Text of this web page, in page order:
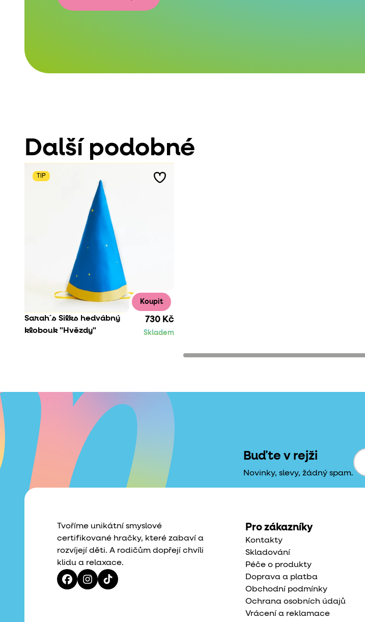
Další podobné
TIP
Koupit
Sarah´s Silks hedvábný
klobouk "Hvězdy"
730 Kč
Skladem
Buďte v rejži
Novinky, slevy, žádný spam.
Tvoříme unikátní smyslové
certifikované hračky, které zabaví a
rozvíjejí děti. A rodičům dopřejí chvíli
klidu a relaxace.
Pro zákazníky
Kontakty
Skladování
Péče o produkty
Doprava a platba
Obchodní podmínky
Ochrana osobních údajů
Vrácení a reklamace